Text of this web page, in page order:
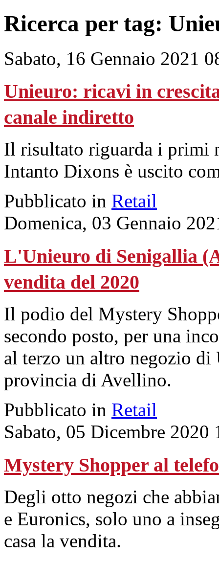
Ricerca per tag:
Sabato, 16 Gennaio 2021
Unieuro: ricavi in
canale indiretto
Il risultato riguarda i primi
Intanto Dixons è uscito
Pubblicato in Retail
Domenica, 03 Gennaio
L'Unieuro di Senigallia
vendita del 2020
Il podio del Mystery
secondo posto, per una
al terzo un altro negozio di
provincia di Avellino.
Pubblicato in Retail
Sabato, 05 Dicembre 2020
Mystery Shopper al
Degli otto negozi che
e Euronics, solo uno a
casa la vendita.